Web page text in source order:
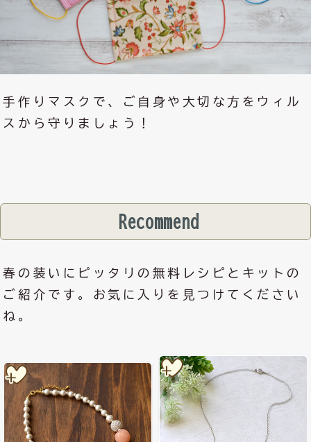
手作りマスクで、ご自身や大切な方をウィル
スから守りましょう！
Recommend
春の装いにピッタリの無料レシピとキットの
ご紹介です。お気に入りを見つけてください
ね。